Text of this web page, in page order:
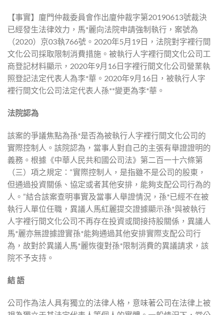
【事實】廈門仲裁委員會作出廈仲裁字第20190613號裁決
已經發生法律效力，馬*麗向法院申請強制執行，案號為
（2020）京03執766號。2020年5月19日，法院對字裡行間
文化公司採取限制消費措施。被執行人字裡行間文化公司工
商登記材料顯示，2020年9月16日字裡行間文化公司營業執
照登記法定代表人為李*華。2020年9月16日，被執行人字
裡行間文化公司法定代表人孫**變更為李*華。
法院認為
該案的爭議焦點為孫*是否為被執行人字裡行間文化公司的
實際控制人。該院認為，當事人對自己的主張有舉證證明的
義務。根據《中華人民共和國公司法》第二百一十六條第
（三）項之規定：“實際控制人，是指雖不是公司的股東，
但通過投資關係、協定或者其他安排，能夠支配公司行為的
人。”結合該案查明事實及當事人舉證情況，孫*已經不在被
執行人單位任職，異議人馬紅麗提交證據顯示孫*與被執行
人字裡行間文化公司不再存在投資或間接持股關係，異議人
馬*麗亦無證據證實孫*能夠通過其他安排實際支配公司行
為，故對於異議人馬*麗恢復對孫*限制消費的異議請求，該
院不予支持。
結語
公司作為法人具有獨立的法律人格，意味著公司在法律上被